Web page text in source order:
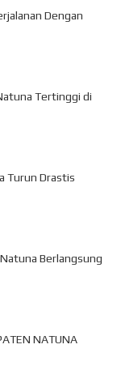
Dengan
Tertinggi di
Turun Drastis
Berlangsung
NATUNA